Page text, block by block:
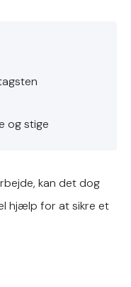
og stige
kan det dog
hjælp for at sikre et